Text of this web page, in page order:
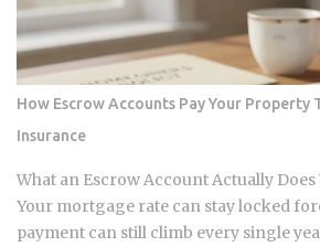
rates. This is a fundamental shift in the
separates legacy valuations from the
of 2026. The systemic logic of this
surgical extraction of equity rather
We are seeing a pattern where the
strategies of the past eighteen months
diminishing returns. Borrowers who
maturities from early 2025 into this...
How Escrow Accounts Pay Your Property
Insurance
What an Escrow Account Actually
Your mortgage rate can stay locked
payment can still climb every single